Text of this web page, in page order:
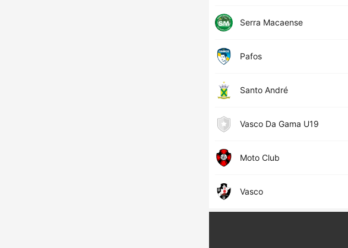
Serra Macaense
Pafos
Santo André
Vasco Da Gama U19
Moto Club
Vasco